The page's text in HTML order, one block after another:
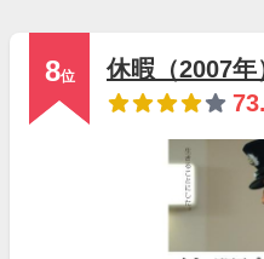
8位
休暇（2007年